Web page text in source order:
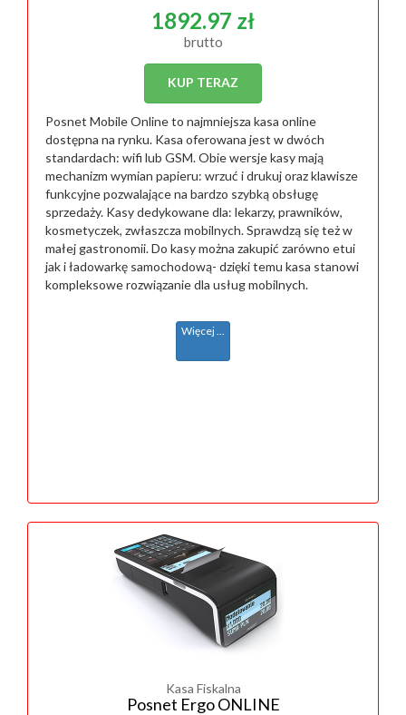
1892.97 zł
brutto
KUP TERAZ
Posnet Mobile Online to najmniejsza kasa online
dostępna na rynku. Kasa oferowana jest w dwóch
standardach: wifi lub GSM. Obie wersje kasy mają
mechanizm wymian papieru: wrzuć i drukuj oraz klawisze
funkcyjne pozwalające na bardzo szybką obsługę
sprzedaży. Kasy dedykowane dla: lekarzy, prawników,
kosmetyczek, zwłaszcza mobilnych. Sprawdzą się też w
małej gastronomii. Do kasy można zakupić zarówno etui
jak i ładowarkę samochodową- dzięki temu kasa stanowi
kompleksowe rozwiązanie dla usług mobilnych.
Więcej ...
Kasa Fiskalna
Posnet Ergo ONLINE